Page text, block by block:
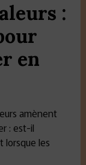
:
en
amènent
: est-il
lorsque les